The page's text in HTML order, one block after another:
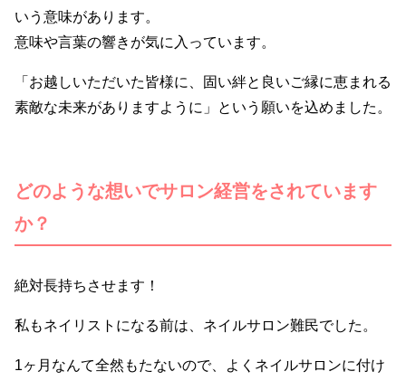
いう意味があります。
意味や言葉の響きが気に入っています。
「お越しいただいた皆様に、固い絆と良いご縁に恵まれる
素敵な未来がありますように」という願いを込めました。
どのような想いでサロン経営をされています
か？
絶対長持ちさせます！
私もネイリストになる前は、ネイルサロン難民でした。
1ヶ月なんて全然もたないので、よくネイルサロンに付け